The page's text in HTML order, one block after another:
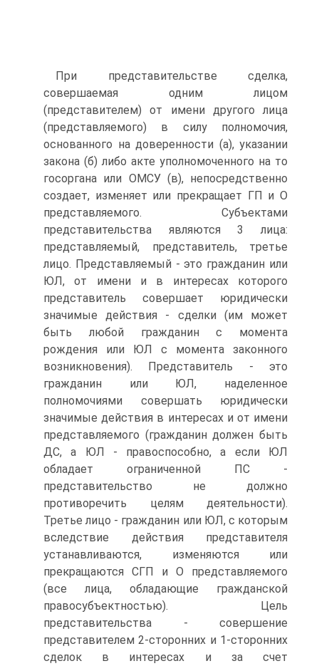
При представительстве сделка,
совершаемая одним лицом
(представителем) от имени другого лица
(представляемого) в силу полномочия,
основанного на доверенности (а), указании
закона (б) либо акте уполномоченного на то
госоргана или ОМСУ (в), непосредственно
создает, изменяет или прекращает ГП и О
представляемого. Субъектами
представительства являются 3 лица:
представляемый, представитель, третье
лицо. Представляемый - это гражданин или
ЮЛ, от имени и в интересах которого
представитель совершает юридически
значимые действия - сделки (им может
быть любой гражданин с момента
рождения или ЮЛ с момента законного
возникновения). Представитель - это
гражданин или ЮЛ, наделенное
полномочиями совершать юридически
значимые действия в интересах и от имени
представляемого (гражданин должен быть
ДС, а ЮЛ - правоспособно, а если ЮЛ
обладает ограниченной ПС -
представительство не должно
противоречить целям деятельности).
Третье лицо - гражданин или ЮЛ, с которым
вследствие действия представителя
устанавливаются, изменяются или
прекращаются СГП и О представляемого
(все лица, обладающие гражданской
правосубъектностью). Цель
представительства - совершение
представителем 2-сторонних и 1-сторонних
сделок в интересах и за счет